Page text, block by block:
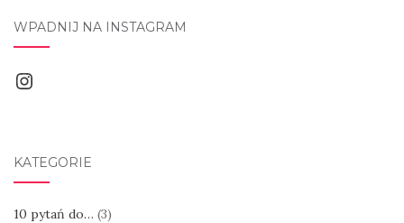
WPADNIJ NA INSTAGRAM
Instagram
KATEGORIE
10 pytań do… (3)